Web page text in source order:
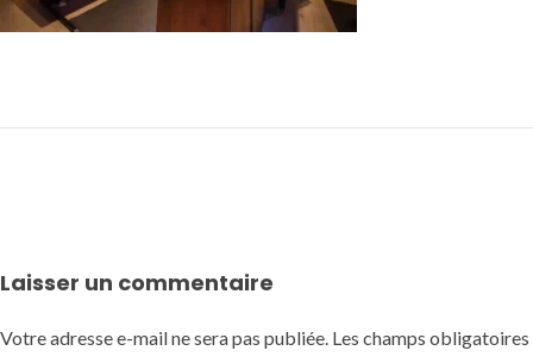
Laisser un commentaire
Votre adresse e-mail ne sera pas publiée. Les champs obligatoires